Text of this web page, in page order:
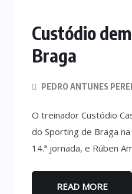
Custódio
Braga
PEDRO ANTUNES
O treinador Custódio
do Sporting de Braga
14.ª jornada, e Rúben
READ MORE